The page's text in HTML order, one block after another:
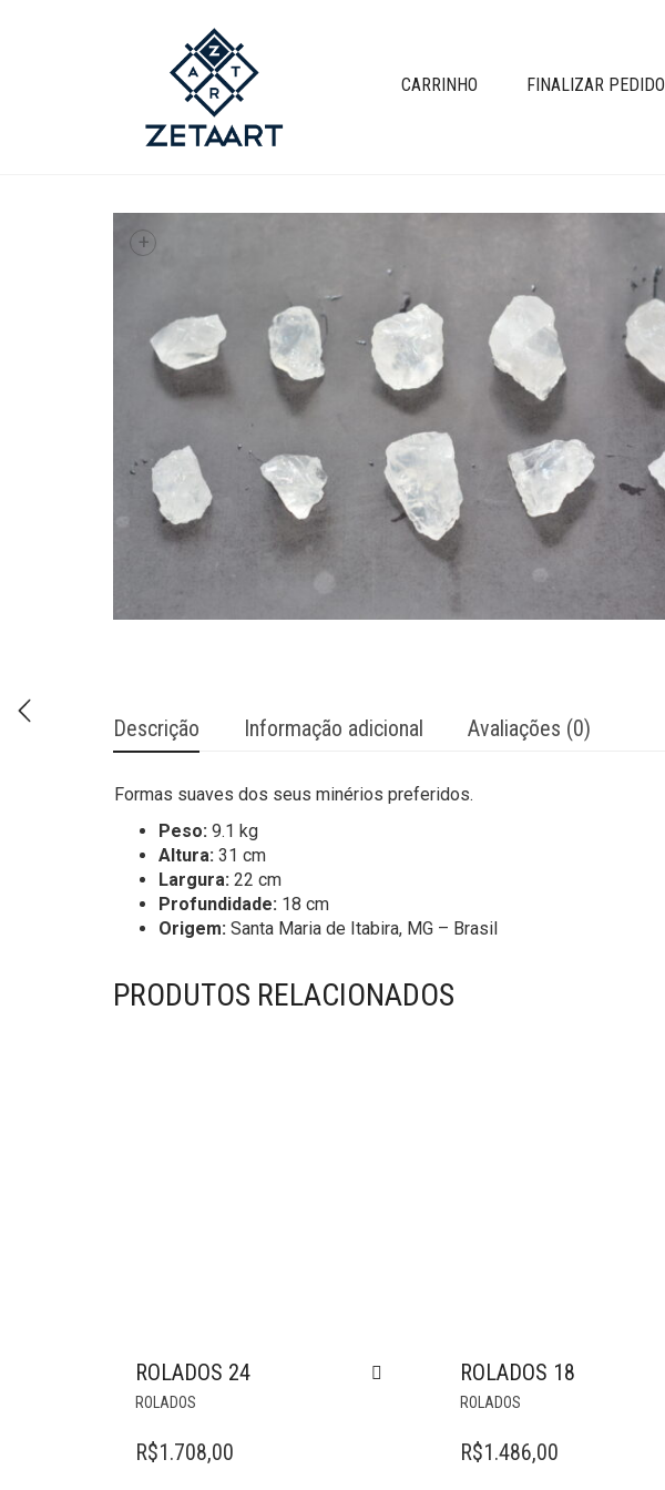
CARRINHO FINALIZAR PEDIDO
+
Descrição Informação adicional Avaliações (0)
Formas suaves dos seus minérios preferidos.
Peso: 9.1 kg
Altura: 31 cm
Largura: 22 cm
Profundidade: 18 cm
Origem: Santa Maria de Itabira, MG – Brasil
PRODUTOS RELACIONADOS
ROLADOS 24
ROLADOS
R$1.708,00
ROLADOS 18
ROLADOS
R$1.486,00